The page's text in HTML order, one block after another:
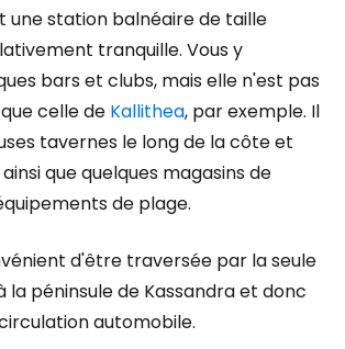
une station balnéaire de taille
tranquille. Vous y
bars et clubs, mais elle n'est pas
celle de Kallithea, par exemple. Il
tavernes le long de la côte et
que quelques magasins de
de plage.
d'être traversée par la seule
la péninsule de Kassandra et donc
automobile.